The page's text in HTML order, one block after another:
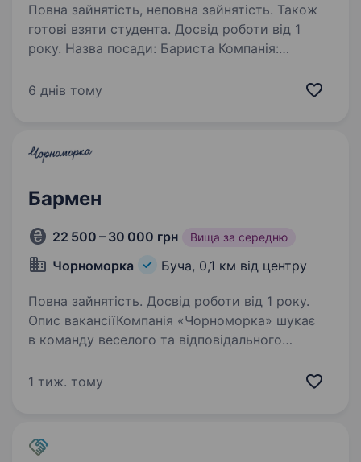
Повна зайнятість, неповна зайнятість. Також
готові взяти студента. Досвід роботи від 1
року. Назва посади: Бариста Компанія:
Компанія «Berrykava» запрошує на роботу
роботи з клієнтами,…
6 днів тому
Бармен
22 500 – 30 000 грн Вища за середню
Чорноморка Буча, 0,1 км від центру
Повна зайнятість. Досвід роботи від 1 року.
Опис вакансіїКомпанія «Чорноморка» шукає
в команду веселого та відповідального
за приготування та подачу напоїв нашим
1 тиж. тому